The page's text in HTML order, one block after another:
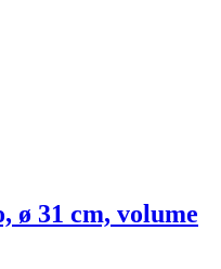
ø 31 cm, volume